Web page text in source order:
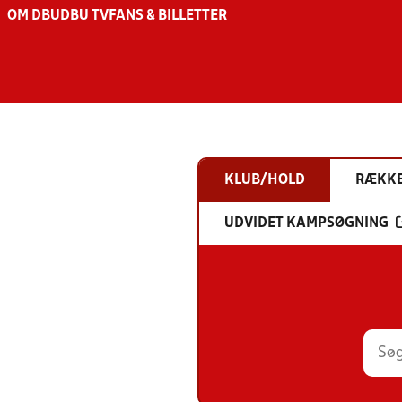
OM DBU DBU TV FANS & BILLETTER
KLUB/HOLD
UDVIDET KAMPSØGNING